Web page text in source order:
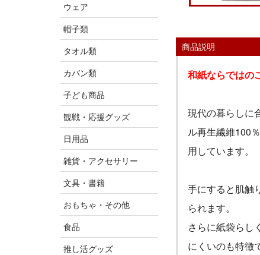
ウェア
帽子類
タオル類
カバン類
子ども商品
観戦・応援グッズ
日用品
雑貨・アクセサリー
文具・書籍
おもちゃ・その他
食品
推し活グッズ
商品説明
和紙ならではの
現代の暮らしに
ル再生繊維100
用しています。
手にすると肌触
られます。
さらに紙袋らし
にくいのも特徴